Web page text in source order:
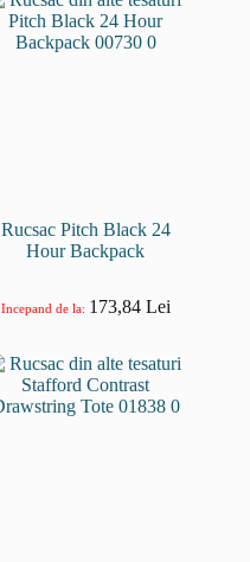
Rucsac Pitch Black 24
Hour Backpack
Incepand de la: 173,84 Lei